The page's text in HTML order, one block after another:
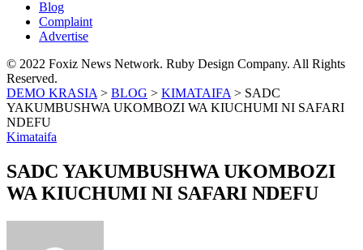
Blog
Complaint
Advertise
© 2022 Foxiz News Network. Ruby Design Company. All Rights
Reserved.
DEMO KRASIA > BLOG > KIMATAIFA > SADC
YAKUMBUSHWA UKOMBOZI WA KIUCHUMI NI SAFARI
NDEFU
Kimataifa
SADC YAKUMBUSHWA UKOMBOZI
WA KIUCHUMI NI SAFARI NDEFU